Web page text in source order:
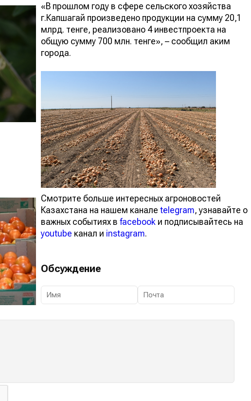
«В прошлом году в сфере сельского хозяйства
г.Капшагай произведено продукции на сумму 20,1
млрд. тенге, реализовано 4 инвестпроекта на
общую сумму 700 млн. тенге», – сообщил аким
города.
Смотрите больше интересных агроновостей
Казахстана на нашем канале telegram, узнавайте о
важных событиях в facebook и подписывайтесь на
youtube канал и instagram.
Обсуждение